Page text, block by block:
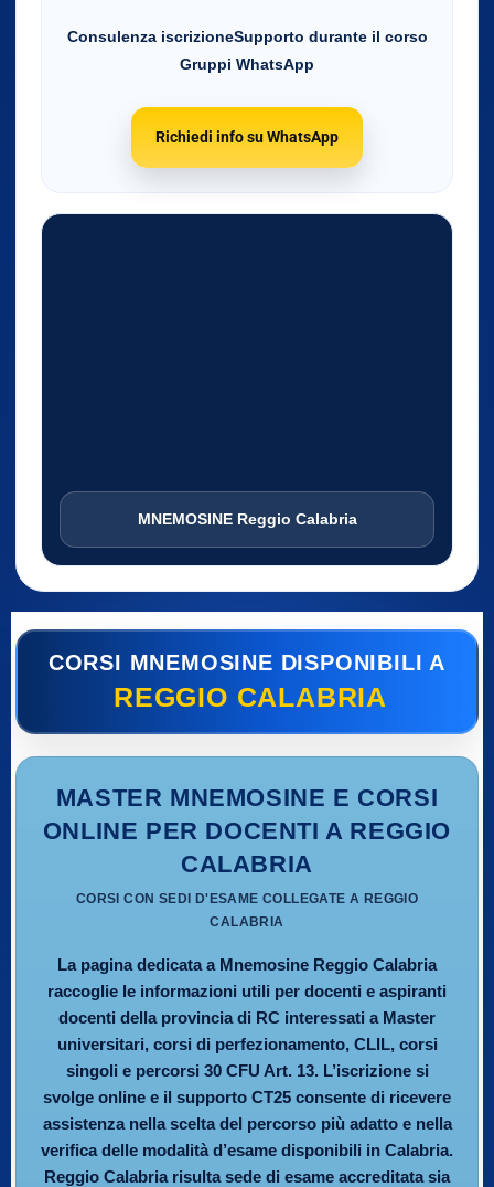
Consulenza iscrizioneSupporto durante il corso
Gruppi WhatsApp
Richiedi info su WhatsApp
MNEMOSINE Reggio Calabria
CORSI MNEMOSINE DISPONIBILI A
REGGIO CALABRIA
MASTER MNEMOSINE E CORSI
ONLINE PER DOCENTI A REGGIO
CALABRIA
CORSI CON SEDI D'ESAME COLLEGATE A REGGIO
CALABRIA
La pagina dedicata a Mnemosine Reggio Calabria
raccoglie le informazioni utili per docenti e aspiranti
docenti della provincia di RC interessati a Master
universitari, corsi di perfezionamento, CLIL, corsi
singoli e percorsi 30 CFU Art. 13. L’iscrizione si
svolge online e il supporto CT25 consente di ricevere
assistenza nella scelta del percorso più adatto e nella
verifica delle modalità d’esame disponibili in Calabria.
Reggio Calabria risulta sede di esame accreditata sia